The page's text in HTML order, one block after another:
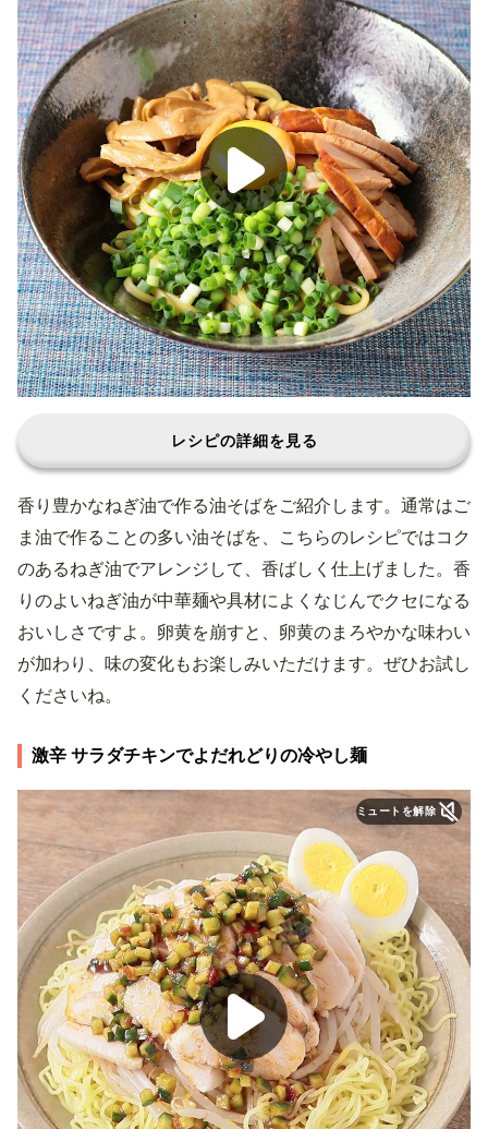
レシピの詳細を見る
香り豊かなねぎ油で作る油そばをご紹介します。通常はご
ま油で作ることの多い油そばを、こちらのレシピではコク
のあるねぎ油でアレンジして、香ばしく仕上げました。香
りのよいねぎ油が中華麺や具材によくなじんでクセになる
おいしさですよ。卵黄を崩すと、卵黄のまろやかな味わい
が加わり、味の変化もお楽しみいただけます。ぜひお試し
くださいね。
激辛 サラダチキンでよだれどりの冷やし麺
ミュートを解除